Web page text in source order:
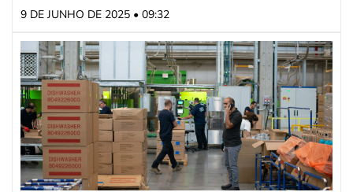
9 DE JUNHO DE 2025 • 09:32